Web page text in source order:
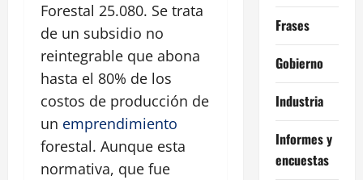
Forestal 25.080. Se trata
de un subsidio no
reintegrable que abona
hasta el 80% de los
costos de producción de
un emprendimiento
forestal. Aunque esta
normativa, que fue
Frases
Gobierno
Industria
Informes y
encuestas